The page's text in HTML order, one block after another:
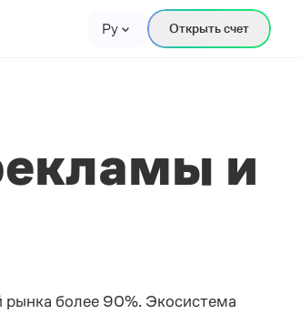
Ру Открыть счет
и
более 90%. Экосистема